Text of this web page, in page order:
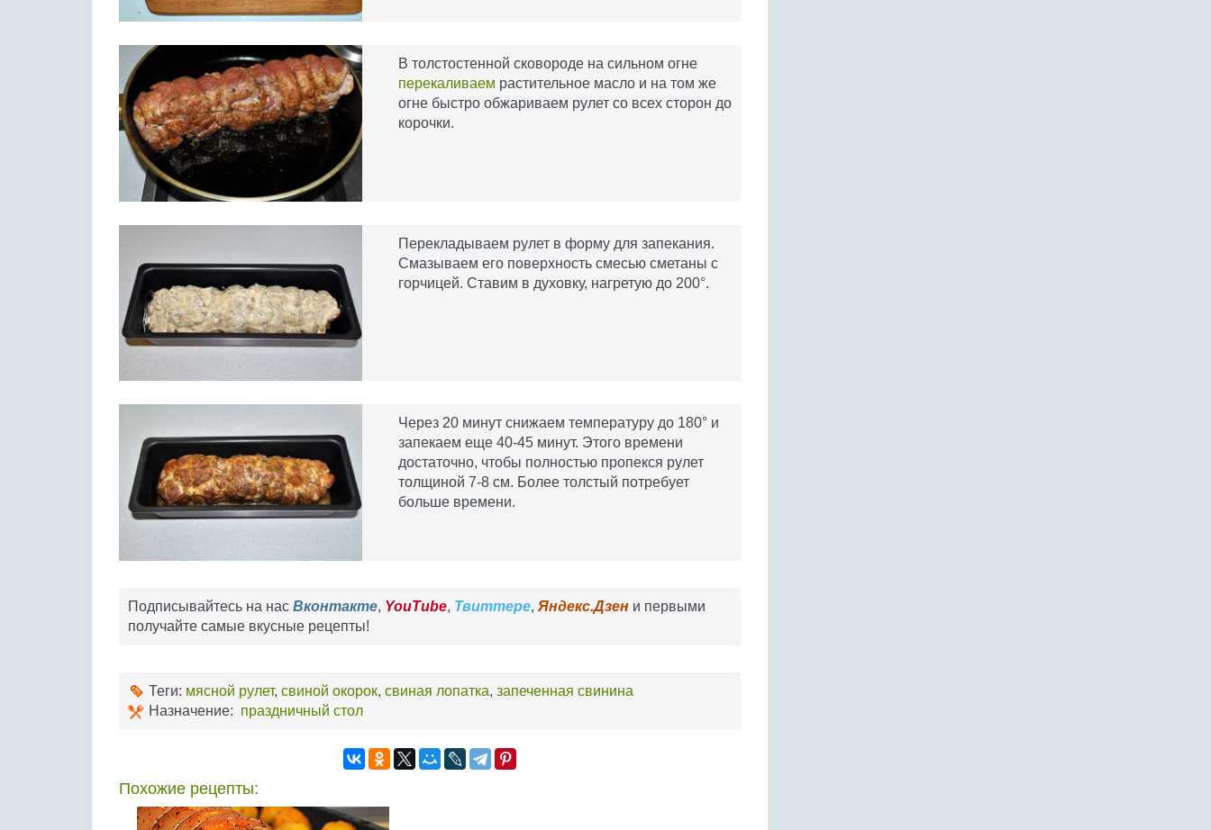
В толстостенной сковороде на сильном огне
перекаливаем растительное масло и на том же
огне быстро обжариваем рулет со всех сторон до
корочки.
Перекладываем рулет в форму для запекания.
Смазываем его поверхность смесью сметаны с
горчицей. Ставим в духовку, нагретую до 200°.
Через 20 минут снижаем температуру до 180° и
запекаем еще 40-45 минут. Этого времени
достаточно, чтобы полностью пропекся рулет
толщиной 7-8 см. Более толстый потребует
больше времени.
Подписывайтесь на нас Вконтакте, YouTube, Твиттере, Яндекс.Дзен и первыми
получайте самые вкусные рецепты!
Теги: мясной рулет, свиной окорок, свиная лопатка, запеченная свинина
Назначение: праздничный стол
Похожие рецепты: